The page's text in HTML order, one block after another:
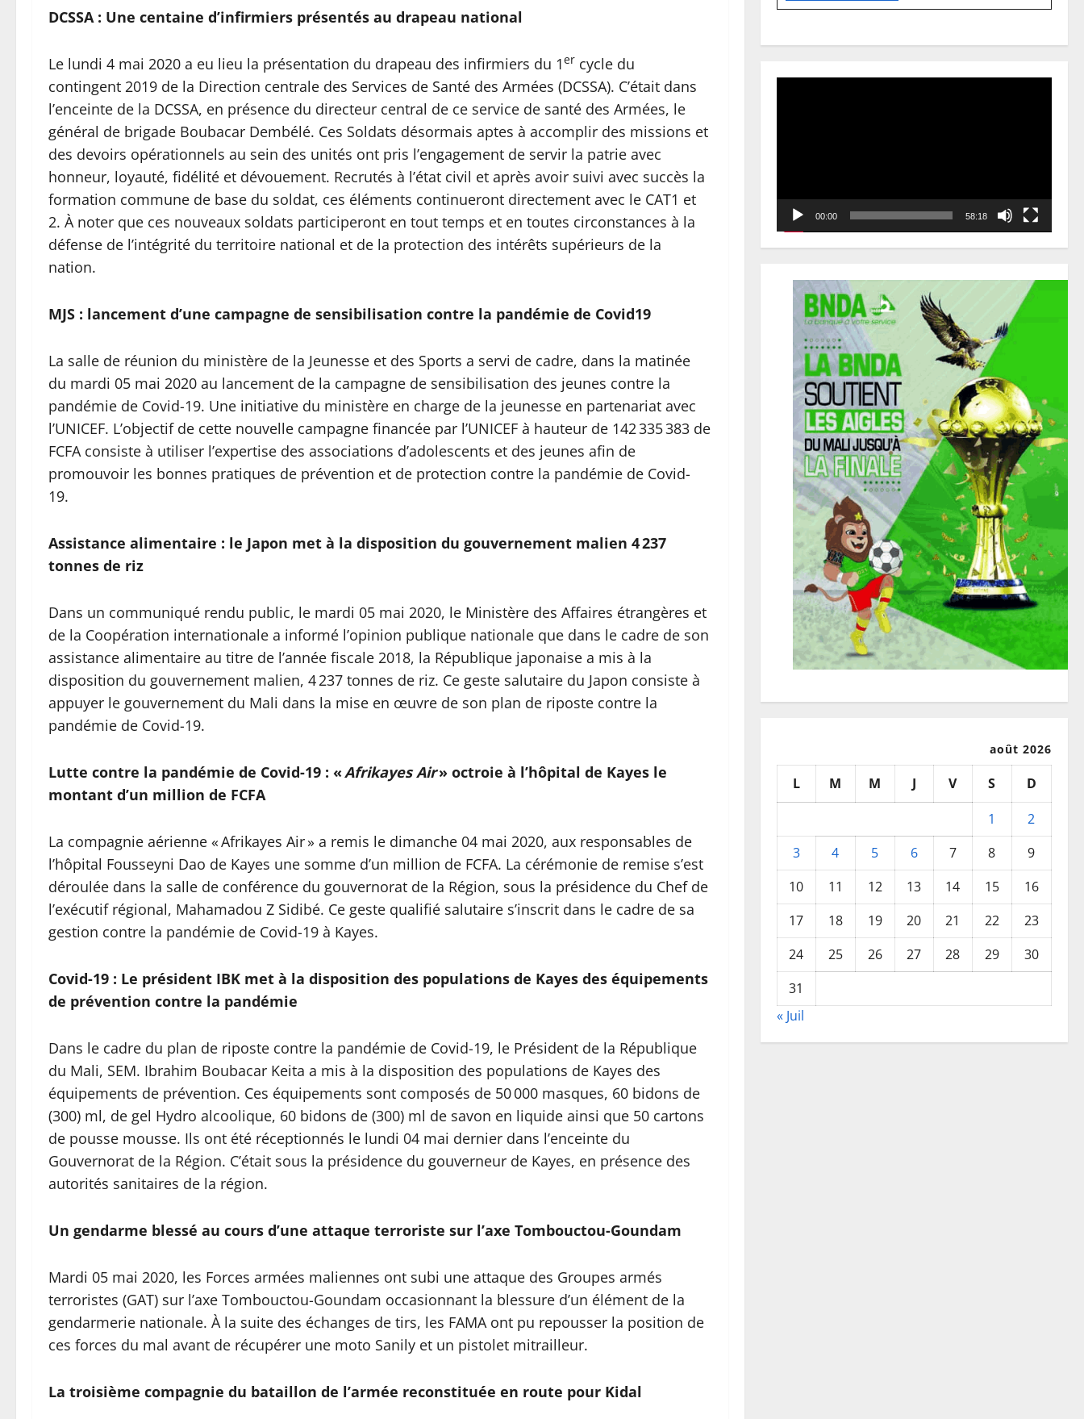
DCSSA : Une centaine d’infirmiers présentés au drapeau national
Le lundi 4 mai 2020 a eu lieu la présentation du drapeau des infirmiers du 1er cycle du
contingent 2019 de la Direction centrale des Services de Santé des Armées (DCSSA). C’était dans
l’enceinte de la DCSSA, en présence du directeur central de ce service de santé des Armées, le
général de brigade Boubacar Dembélé. Ces Soldats désormais aptes à accomplir des missions et
des devoirs opérationnels au sein des unités ont pris l’engagement de servir la patrie avec
honneur, loyauté, fidélité et dévouement. Recrutés à l’état civil et après avoir suivi avec succès la
formation commune de base du soldat, ces éléments continueront directement avec le CAT1 et
2. À noter que ces nouveaux soldats participeront en tout temps et en toutes circonstances à la
défense de l’intégrité du territoire national et de la protection des intérêts supérieurs de la
nation.
MJS : lancement d’une campagne de sensibilisation contre la pandémie de Covid19
La salle de réunion du ministère de la Jeunesse et des Sports a servi de cadre, dans la matinée
du mardi 05 mai 2020 au lancement de la campagne de sensibilisation des jeunes contre la
pandémie de Covid-19. Une initiative du ministère en charge de la jeunesse en partenariat avec
l’UNICEF. L’objectif de cette nouvelle campagne financée par l’UNICEF à hauteur de 142 335 383 de
FCFA consiste à utiliser l’expertise des associations d’adolescents et des jeunes afin de
promouvoir les bonnes pratiques de prévention et de protection contre la pandémie de Covid-
19.
Assistance alimentaire : le Japon met à la disposition du gouvernement malien 4 237
tonnes de riz
Dans un communiqué rendu public, le mardi 05 mai 2020, le Ministère des Affaires étrangères et
de la Coopération internationale a informé l’opinion publique nationale que dans le cadre de son
assistance alimentaire au titre de l’année fiscale 2018, la République japonaise a mis à la
disposition du gouvernement malien, 4 237 tonnes de riz. Ce geste salutaire du Japon consiste à
appuyer le gouvernement du Mali dans la mise en œuvre de son plan de riposte contre la
pandémie de Covid-19.
Lutte contre la pandémie de Covid-19 : «Afrikayes Air» octroie à l’hôpital de Kayes le
montant d’un million de FCFA
La compagnie aérienne « Afrikayes Air » a remis le dimanche 04 mai 2020, aux responsables de
l’hôpital Fousseyni Dao de Kayes une somme d’un million de FCFA. La cérémonie de remise s’est
déroulée dans la salle de conférence du gouvernorat de la Région, sous la présidence du Chef de
l’exécutif régional, Mahamadou Z Sidibé. Ce geste qualifié salutaire s’inscrit dans le cadre de sa
gestion contre la pandémie de Covid-19 à Kayes.
Covid-19 : Le président IBK met à la disposition des populations de Kayes des équipements
de prévention contre la pandémie
Dans le cadre du plan de riposte contre la pandémie de Covid-19, le Président de la République
du Mali, SEM. Ibrahim Boubacar Keita a mis à la disposition des populations de Kayes des
équipements de prévention. Ces équipements sont composés de 50 000 masques, 60 bidons de
(300) ml, de gel Hydro alcoolique, 60 bidons de (300) ml de savon en liquide ainsi que 50 cartons
de pousse mousse. Ils ont été réceptionnés le lundi 04 mai dernier dans l’enceinte du
Gouvernorat de la Région. C’était sous la présidence du gouverneur de Kayes, en présence des
autorités sanitaires de la région.
Un gendarme blessé au cours d’une attaque terroriste sur l’axe Tombouctou-Goundam
Mardi 05 mai 2020, les Forces armées maliennes ont subi une attaque des Groupes armés
terroristes (GAT) sur l’axe Tombouctou-Goundam occasionnant la blessure d’un élément de la
gendarmerie nationale. À la suite des échanges de tirs, les FAMA ont pu repousser la position de
ces forces du mal avant de récupérer une moto Sanily et un pistolet mitrailleur.
La troisième compagnie du bataillon de l’armée reconstituée en route pour Kidal
00:00 58:18
août 2026
L M M J V S
D
1
2
3
4 5 6 7 8
9
10
11 12 13 14 15
16
17
18 19 20 21 22
23
24
25 26 27 28 29
30
31
« Juil